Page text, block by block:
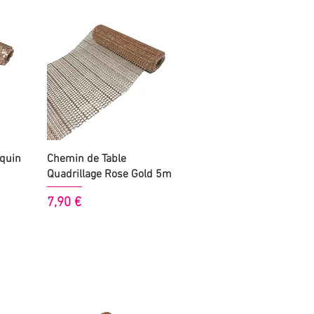
Aperçu rapide
Chemin de Table
Quadrillage Rose Gold 5m
Prix
7,90 €